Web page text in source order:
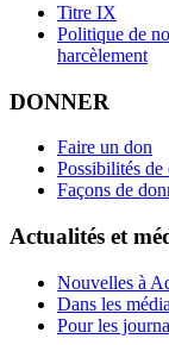
Titre IX
Politique de
harcèlement
DONNER
Faire un don
Possibilités de
Façons de
Actualités et
Nouvelles à
Dans les
Pour les